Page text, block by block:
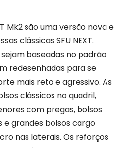
Mk2 são uma versão nova e
clássicas SFU NEXT.
baseadas no padrão
redesenhadas para se
mais reto e agressivo. As
clássicos no quadril,
com pregas, bolsos
​​e grandes bolsos cargo
nas laterais. Os reforços